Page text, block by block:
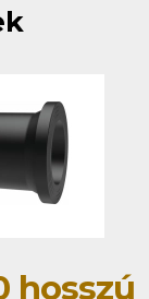
hosszú